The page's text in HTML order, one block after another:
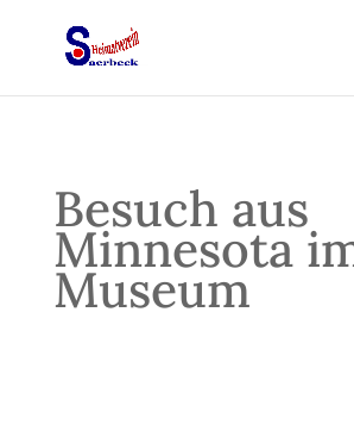
Besuch aus
Minnesota
Museum